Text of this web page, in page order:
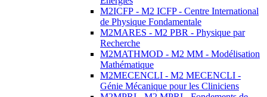
M2ICFP - M2 ICFP - Centre International
de Physique Fondamentale
M2MARES - M2 PBR - Physique par
Recherche
M2MATHMOD - M2 MM - Modélisation
Mathématique
M2MECENCLI - M2 MECENCLI -
Génie Mécanique pour les Cliniciens